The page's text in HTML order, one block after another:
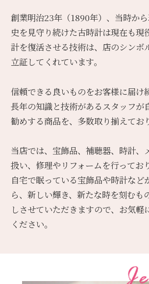
創業明治23年（1890年）、当時か
史を見守り続けた古時計は現在も現
計を復活させる技術は、店のシンボ
立証してくれています。
信頼できる良いものをお客様に届け
長年の知識と技術があるスタッフが
勧めする商品を、多数取り揃えてお
当店では、宝飾品、補聴器、時計、
扱い、修理やリフォームを行ってお
自宅で眠っている宝飾品や時計など
ら、新しい輝き、新たな時を刻むも
しさせていただきますので、お気軽
ください。